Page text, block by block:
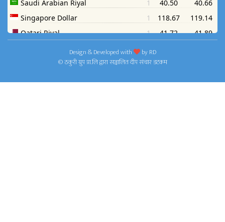
Design & Developed with byRD
© ठकुरी ग्रुप प्रा.लि द्वारा सञ्चालित दीप संचार डटकम